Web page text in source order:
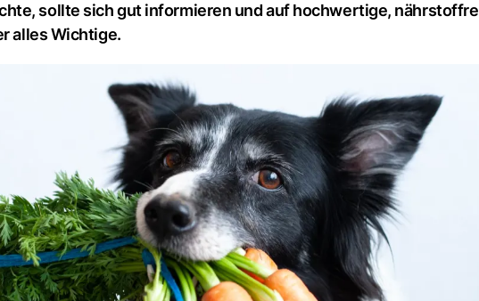
sollte sich gut informieren und auf hochwertige,
alles Wichtige.